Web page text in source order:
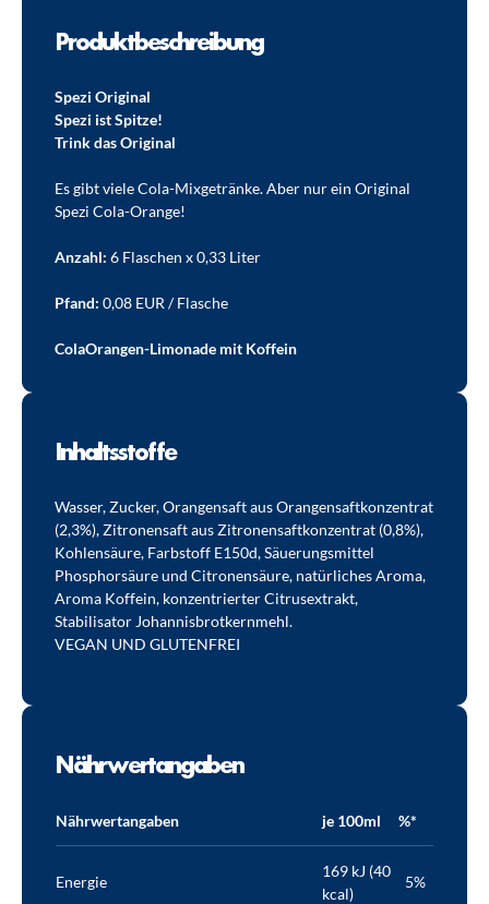
Produktbeschreibung
Spezi Original
Spezi ist Spitze!
Trink das Original
Es gibt viele Cola-Mixgetränke. Aber nur ein Original
Spezi Cola-Orange!
Anzahl: 6 Flaschen x 0,33 Liter
Pfand: 0,08 EUR / Flasche
ColaOrangen-Limonade mit Koffein
Inhaltsstoffe
Wasser, Zucker, Orangensaft aus Orangensaftkonzentrat
(2,3%), Zitronensaft aus Zitronensaftkonzentrat (0,8%),
Kohlensäure, Farbstoff E150d, Säuerungsmittel
Phosphorsäure und Citronensäure, natürliches Aroma,
Aroma Koffein, konzentrierter Citrusextrakt,
Stabilisator Johannisbrotkernmehl.
VEGAN UND GLUTENFREI
Nährwertangaben
Nährwertangaben je 100ml %*
Energie
169 kJ (40
kcal)
5%